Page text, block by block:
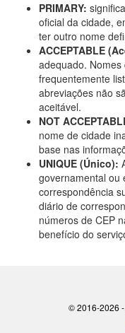
PRIMARY:
oficial da cidade,
ter outro nome
ACCEPTABLE
adequado.
frequentemente
abreviações não
aceitável.
NOT
nome de cidade
base nas
UNIQUE (Único):
governamental ou
correspondência
diário de
números de CEP
benefício do
© 2016-2026